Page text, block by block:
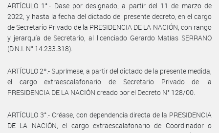
ARTÍCULO 1°.- Dase por designado, a partir del 11 de marzo de
2022, y hasta la fecha del dictado del presente decreto, en el cargo
de Secretario Privado de la PRESIDENCIA DE LA NACIÓN, con rango
y jerarquía de Secretario, al licenciado Gerardo Matías SERRANO
(D.N.I. N° 14.233.318).
ARTÍCULO 2º.- Suprímese, a partir del dictado de la presente medida,
el cargo extraescalafonario de Secretario Privado de la
PRESIDENCIA DE LA NACIÓN creado por el Decreto N° 128/00.
ARTÍCULO 3°.- Créase, con dependencia directa de la PRESIDENCIA
DE LA NACIÓN, el cargo extraescalafonario de Coordinador o